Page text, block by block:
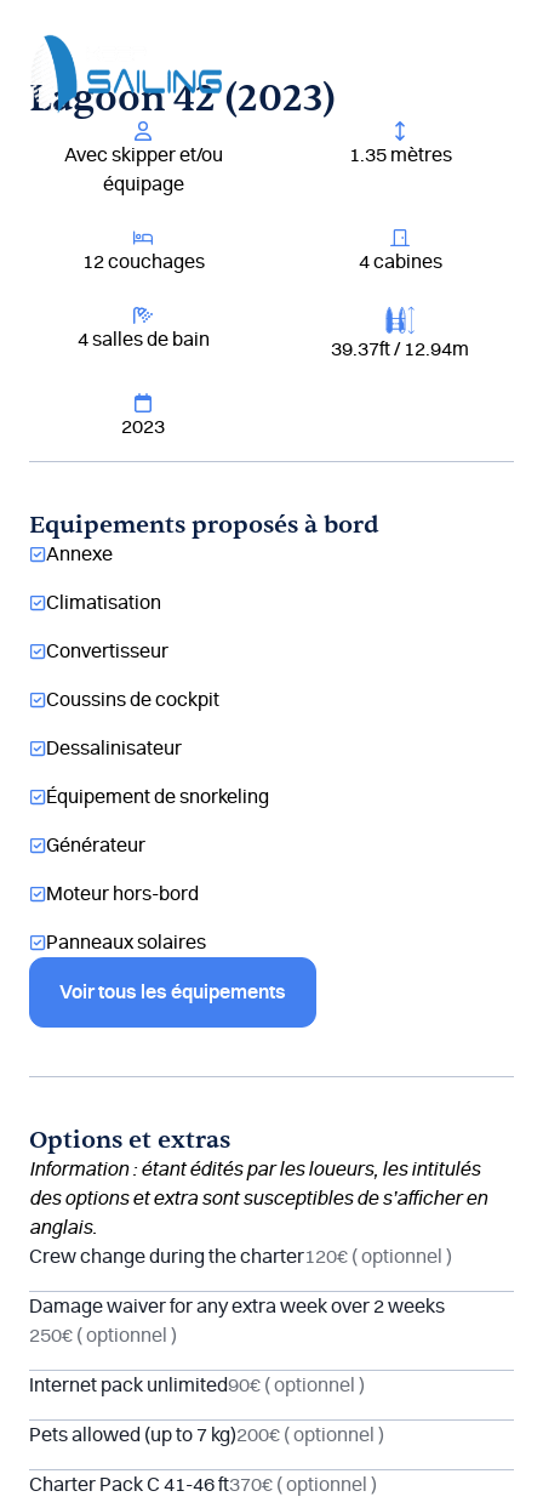
contenu
Lagoon 42 (2023)
Avec skipper et/ou
équipage
1.35 mètres
12 couchages 4 cabines
4 salles de bain 39.37ft / 12.94m
2023
Equipements proposés à bord
Annexe
Climatisation
Convertisseur
Coussins de cockpit
Dessalinisateur
Équipement de snorkeling
Générateur
Moteur hors-bord
Panneaux solaires
Voir tous les équipements
Options et extras
Information : étant édités par les loueurs, les intitulés
des options et extra sont susceptibles de s’afficher en
anglais.
Crew change during the charter120€ ( optionnel )
Damage waiver for any extra week over 2 weeks
250€ ( optionnel )
Internet pack unlimited90€ ( optionnel )
Pets allowed (up to 7 kg)200€ ( optionnel )
Charter Pack C 41-46 ft370€ ( optionnel )